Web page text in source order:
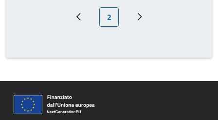
Pagina precedente
Pagina attuale
2 Prossima pagina